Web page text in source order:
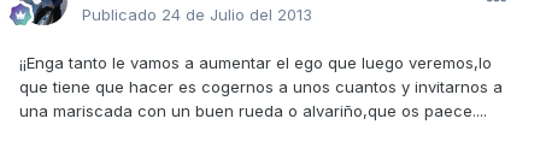
Publicado 24 de Julio del 2013
¡¡Enga tanto le vamos a aumentar el ego que luego veremos,lo
que tiene que hacer es cogernos a unos cuantos y invitarnos a
una mariscada con un buen rueda o alvariño,que os paece....